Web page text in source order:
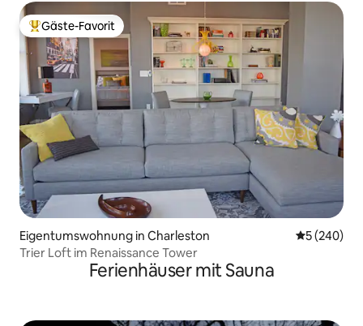
Beliebter Gäste-Favorit.
Gäste-Favorit
Eigentumswohnung in Charleston
5 (240)
Trier Loft im Renaissance Tower
Ferienhäuser mit Sauna